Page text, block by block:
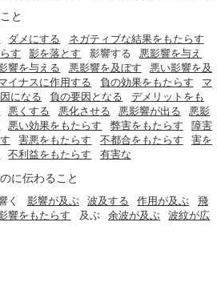
こと
ダメにする
ネガティブな結果をもたらす
す 影を落とす 影響する
悪影響を与え
響を与える 悪影響を及ぼす
悪い影響を及
イナスに作用する 負の効果をもたらす
マ
になる 負の要因となる
デメリットをも
悪くする 悪化させる 悪影響が出る
悪影
悪い効果をもたらす 弊害をもたらす
障害
害悪をもたらす 不都合をもたらす
害を
不利益をもたらす 有害な
に伝わること
く 影響が及ぶ 波及する 作用が及ぶ
飛
響をもたらす 及ぶ 余波が及ぶ
波紋が広